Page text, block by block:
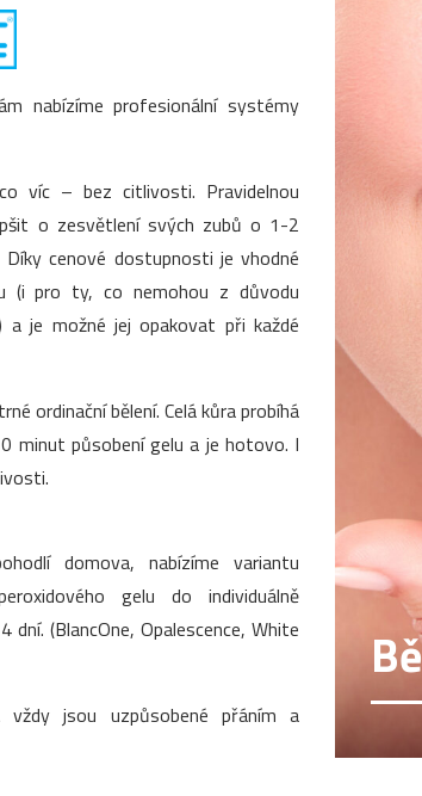
nabízíme profesionální systémy
víc – bez citlivosti. Pravidelnou
o zesvětlení svých zubů o 1-2
cenové dostupnosti je vhodné
(i pro ty, co nemohou z důvodu
je možné jej opakovat při každé
ordinační bělení. Celá kůra probíhá
minut působení gelu a je hotovo. I
domova, nabízíme variantu
gelu do individuálně
(BlancOne, Opalescence, White
jsou uzpůsobené přáním a